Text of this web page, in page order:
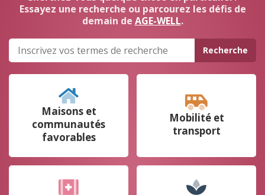
Essayez une recherche ou parcourez les défis de
demain de AGE-WELL.
Maisons et
communautés
favorables
Mobilité et
transport